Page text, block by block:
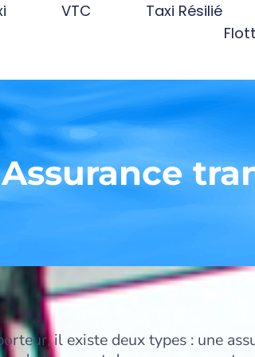
VTC Taxi Résilié
Assurance
il existe deux types : une